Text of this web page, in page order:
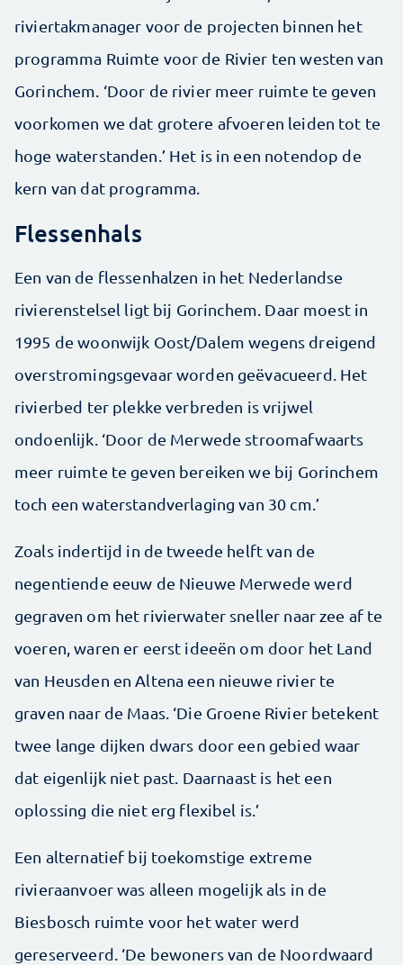
riviertakmanager voor de projecten binnen het
programma Ruimte voor de Rivier ten westen van
Gorinchem. ‘Door de rivier meer ruimte te geven
voorkomen we dat grotere afvoeren leiden tot te
hoge waterstanden.’ Het is in een notendop de
kern van dat programma.
Flessenhals
Een van de flessenhalzen in het Nederlandse
rivierenstelsel ligt bij Gorinchem. Daar moest in
1995 de woonwijk Oost/Dalem wegens dreigend
overstromingsgevaar worden geëvacueerd. Het
rivierbed ter plekke verbreden is vrijwel
ondoenlijk. ‘Door de Merwede stroomafwaarts
meer ruimte te geven bereiken we bij Gorinchem
toch een waterstandverlaging van 30 cm.’
Zoals indertijd in de tweede helft van de
negentiende eeuw de Nieuwe Merwede werd
gegraven om het rivierwater sneller naar zee af te
voeren, waren er eerst ideeën om door het Land
van Heusden en Altena een nieuwe rivier te
graven naar de Maas. ‘Die Groene Rivier betekent
twee lange dijken dwars door een gebied waar
dat eigenlijk niet past. Daarnaast is het een
oplossing die niet erg flexibel is.’
Een alternatief bij toekomstige extreme
rivieraanvoer was alleen mogelijk als in de
Biesbosch ruimte voor het water werd
gereserveerd. ‘De bewoners van de Noordwaard